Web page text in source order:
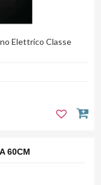
Elettrico Classe
60CM